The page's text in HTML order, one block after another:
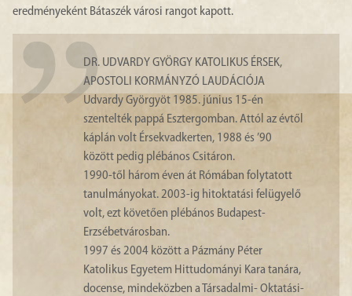
eredményeként Bátaszék városi rangot kapott.
DR. UDVARDY GYÖRGY KATOLIKUS ÉRSEK,
APOSTOLI KORMÁNYZÓ LAUDÁCIÓJA
Udvardy Györgyöt 1985. június 15-én
szentelték pappá Esztergomban. Attól az évtől
káplán volt Érsekvadkerten, 1988 és ’90
között pedig plébános Csitáron.
1990-től három éven át Rómában folytatott
tanulmányokat. 2003-ig hitoktatási felügyelő
volt, ezt követően plébános Budapest-
Erzsébetvárosban.
1997 és 2004 között a Pázmány Péter
Katolikus Egyetem Hittudományi Kara tanára,
docense, mindeközben a Társadalmi- Oktatási-